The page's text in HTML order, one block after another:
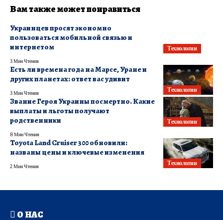
Вам также может понравиться
Технологии
Украинцев просят экономно
пользоваться мобильной связью и
интернетом
3 Мин Чтения
Технологии
Есть ли времена года на Марсе, Уране и
других планетах: ответ вас удивит
3 Мин Чтения
Технологии
Звание Героя Украины посмертно. Какие
выплаты и льготы получают
родственники
8 Мин Чтения
Технологии
Toyota Land Cruiser 300 обновили:
названы цены и ключевые изменения
2 Мин Чтения
О НАС